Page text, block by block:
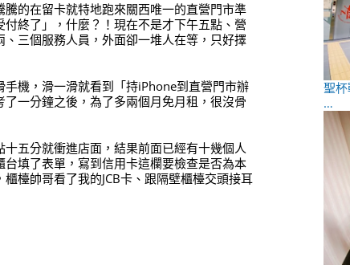
騰的在留卡就特地跑來關西唯一的直營門市準
終了」，什麼？！現在不是才下午五點、營
三個服務人員，外面卻一堆人在等，只好擇
機，滑一滑就看到「持iPhone到直營門市辦
一分鐘之後，為了多兩個月免月租，很沒骨
五分就衝進店面，結果前面已經有十幾個人
填了表單，寫到信用卡這欄要檢查是否為本
檯帥哥看了我的JCB卡、跟隔壁櫃檯交頭接耳
聖
…